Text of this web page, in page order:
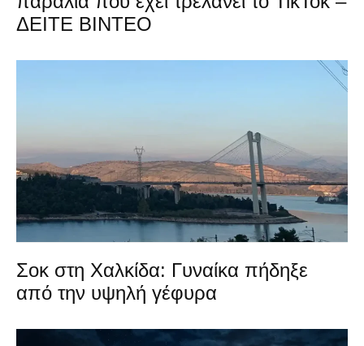
ΔΕΙΤΕ ΒΙΝΤΕΟ
Σοκ στη Χαλκίδα: Γυναίκα πήδηξε
από την υψηλή γέφυρα